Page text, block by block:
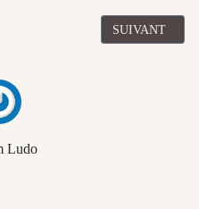
Ludo
"LES DÉVIANTS SACRÉS
ARTICLE
SUIVANT